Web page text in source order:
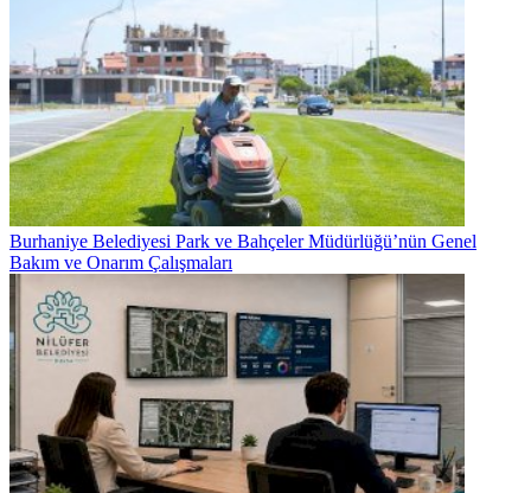
Burhaniye Belediyesi Park ve Bahçeler Müdürlüğü’nün Genel
Bakım ve Onarım Çalışmaları